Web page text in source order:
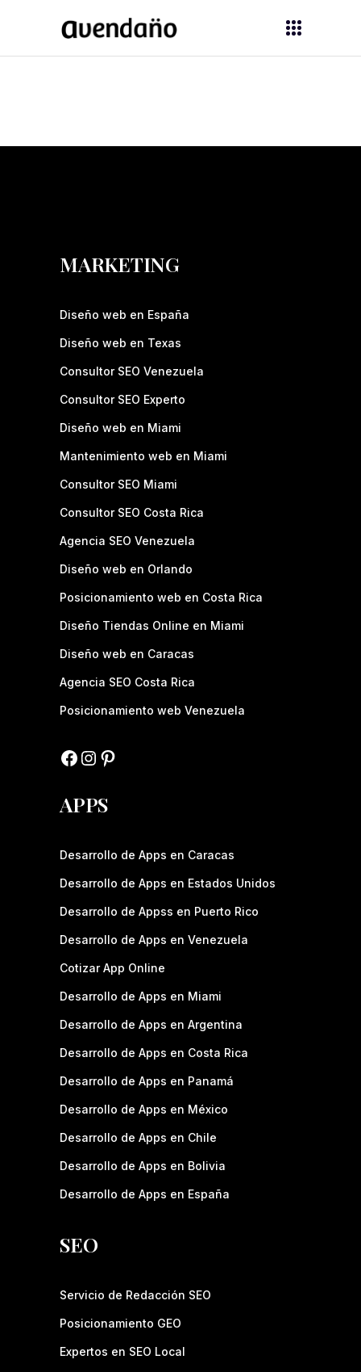
MARKETING
Diseño web en España
Diseño web en Texas
Consultor SEO Venezuela
Consultor SEO Experto
Diseño web en Miami
Mantenimiento web en Miami
Consultor SEO Miami
Consultor SEO Costa Rica
Agencia SEO Venezuela
Diseño web en Orlando
Posicionamiento web en Costa Rica
Diseño Tiendas Online en Miami
Diseño web en Caracas
Agencia SEO Costa Rica
Posicionamiento web Venezuela
APPS
Desarrollo de Apps en Caracas
Desarrollo de Apps en Estados Unidos
Desarrollo de Appss en Puerto Rico
Desarrollo de Apps en Venezuela
Cotizar App Online
Desarrollo de Apps en Miami
Desarrollo de Apps en Argentina
Desarrollo de Apps en Costa Rica
Desarrollo de Apps en Panamá
Desarrollo de Apps en México
Desarrollo de Apps en Chile
Desarrollo de Apps en Bolivia
Desarrollo de Apps en España
SEO
Servicio de Redacción SEO
Posicionamiento GEO
Expertos en SEO Local